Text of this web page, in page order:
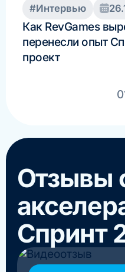
#Интервью
Как RevGames
перенесли опыт
проект
Отзывы
Спринт